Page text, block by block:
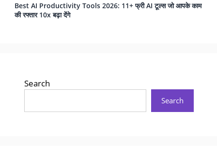
Best AI Productivity Tools 2026: 11+ फ्री AI टूल्स जो आपके काम
की रफ्तार 10x बढ़ा देंगे
Search
Search